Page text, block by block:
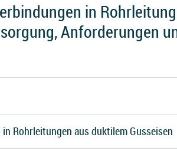
in
Anforderungen
Rohrleitungen aus duktilem Gusseisen